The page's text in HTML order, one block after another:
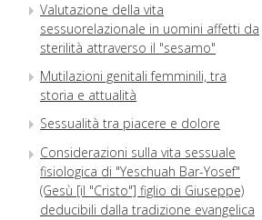
Valutazione della vita
sessuorelazionale in uomini affetti da
sterilità attraverso il "sesamo"
Mutilazioni genitali femminili, tra
storia e attualità
Sessualità tra piacere e dolore
Considerazioni sulla vita sessuale
fisiologica di "Yeschuah Bar-Yosef"
(Gesù [il "Cristo"] figlio di Giuseppe)
deducibili dalla tradizione evangelica